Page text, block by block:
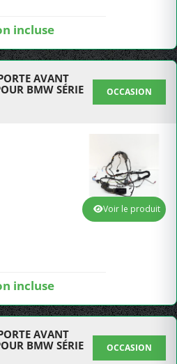
incluse
AVANT
BMW SÉRIE
OCCASION
incluse
Voir le produit
AVANT
BMW SÉRIE
OCCASION